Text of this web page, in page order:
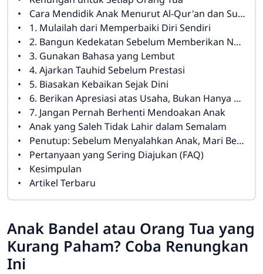
Cara Mendidik Anak Menurut Al-Qur'an dan Sunnah
1. Mulailah dari Memperbaiki Diri Sendiri
2. Bangun Kedekatan Sebelum Memberikan Nasihat
3. Gunakan Bahasa yang Lembut
4. Ajarkan Tauhid Sebelum Prestasi
5. Biasakan Kebaikan Sejak Dini
6. Berikan Apresiasi atas Usaha, Bukan Hanya Hasil
7. Jangan Pernah Berhenti Mendoakan Anak
Anak yang Saleh Tidak Lahir dalam Semalam
Penutup: Sebelum Menyalahkan Anak, Mari Berkaca
Pertanyaan yang Sering Diajukan (FAQ)
Kesimpulan
Artikel Terbaru
Anak Bandel atau Orang Tua yang
Kurang Paham? Coba Renungkan
Ini